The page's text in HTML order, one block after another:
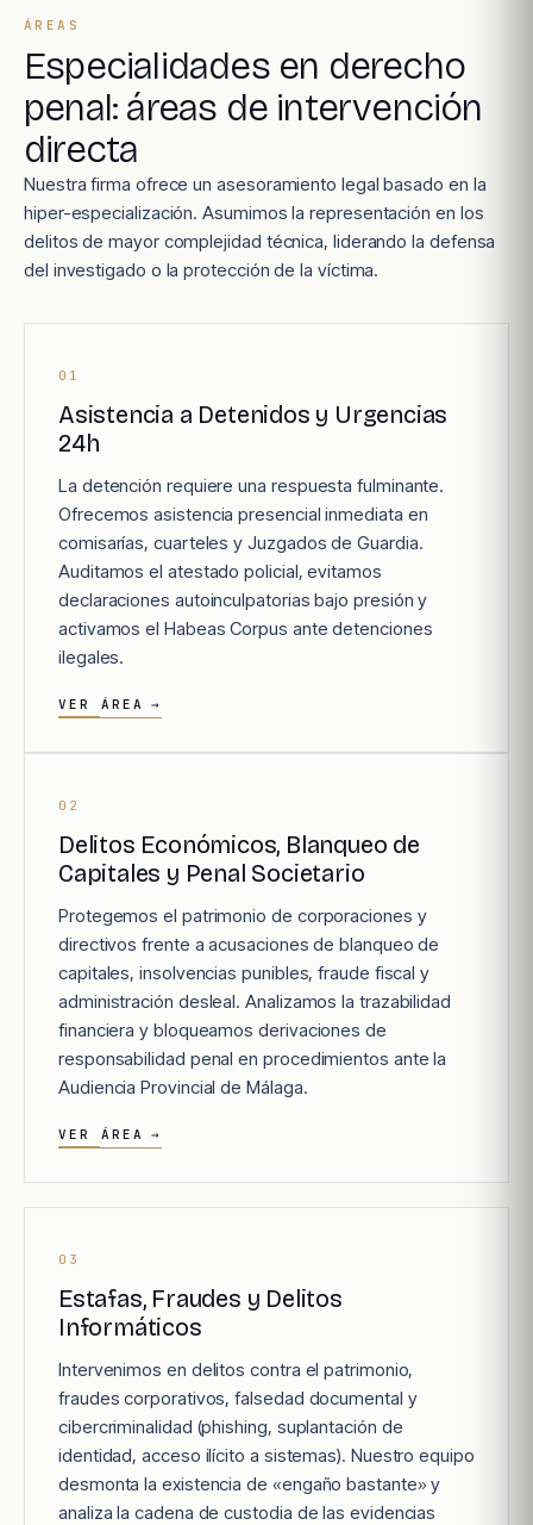
ÁREAS
Especialidades en derecho
penal: áreas de intervención
directa
Nuestra firma ofrece un asesoramiento legal basado en la
hiper-especialización. Asumimos la representación en los
delitos de mayor complejidad técnica, liderando la defensa
del investigado o la protección de la víctima.
01
Asistencia a Detenidos y Urgencias
24h
La detención requiere una respuesta fulminante.
Ofrecemos asistencia presencial inmediata en
comisarías, cuarteles y Juzgados de Guardia.
Auditamos el atestado policial, evitamos
declaraciones autoinculpatorias bajo presión y
activamos el Habeas Corpus ante detenciones
ilegales.
VER ÁREA →
02
Delitos Económicos, Blanqueo de
Capitales y Penal Societario
Protegemos el patrimonio de corporaciones y
directivos frente a acusaciones de blanqueo de
capitales, insolvencias punibles, fraude fiscal y
administración desleal. Analizamos la trazabilidad
financiera y bloqueamos derivaciones de
responsabilidad penal en procedimientos ante la
Audiencia Provincial de Málaga.
VER ÁREA →
03
Estafas, Fraudes y Delitos
Informáticos
Intervenimos en delitos contra el patrimonio,
fraudes corporativos, falsedad documental y
cibercriminalidad (phishing, suplantación de
identidad, acceso ilícito a sistemas). Nuestro equipo
desmonta la existencia de «engaño bastante» y
analiza la cadena de custodia de las evidencias